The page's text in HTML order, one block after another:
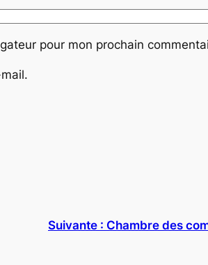
pour mon prochain
Suivante : Chambre des